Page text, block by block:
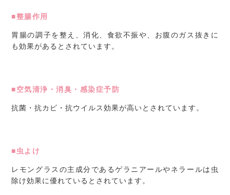
■整腸作用
胃腸の調子を整え、消化、食欲不振や、お腹のガス抜きに
も効果があるとされています。
■空気清浄・消臭・感染症予防
抗菌・抗カビ・抗ウイルス効果が高いとされています。
■虫よけ
レモングラスの主成分であるゲラニアールやネラールは虫
除け効果に優れているとされています。